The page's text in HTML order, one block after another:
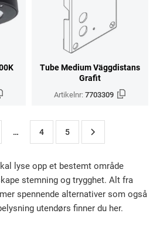
Tube Medium Väggdistans
Grafit
Artikelnr:7703309
… 4 5
lyse opp et bestemt område
stemning og trygghet. Alt fra
spennende alternativer som også
utendørs finner du her.